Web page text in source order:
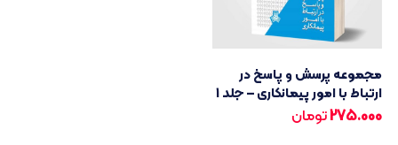
مجموعه پرسش و پاسخ در
ارتباط با امور پیمانکاری – جلد 1
275.000تومان